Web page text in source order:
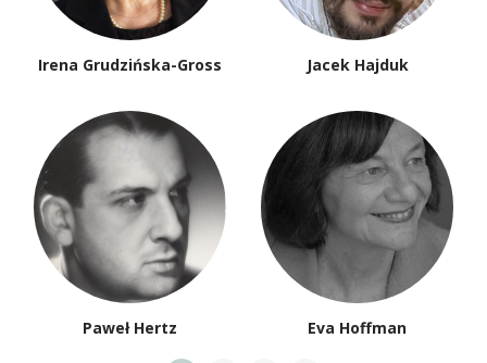
Irena Grudzińska-Gross Jacek Hajduk
Paweł Hertz Eva Hoffman